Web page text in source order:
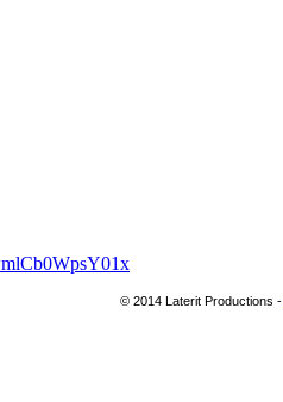
© 2014 Laterit Productions -